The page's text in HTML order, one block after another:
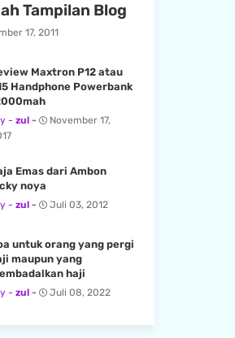
Tampilan Blog
17, 2011
Maxtron P12 atau
Handphone Powerbank
zul
November 17,
Emas dari Ambon
noya
zul Juli 03, 2012
untuk orang yang pergi
maupun yang
haji
zul Juli 08, 2022